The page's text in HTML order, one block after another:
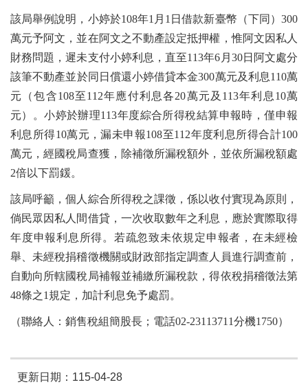
該局舉例說明，小婷於108年1月1日借款新臺幣（下同）300
萬元予阿文，並在阿文之不動產設定抵押權，惟阿文因私人
財務問題，遲未支付小婷利息，直至113年6月30日阿文處分
該筆不動產並於同日償還小婷借貸本金300萬元及利息110萬
元（包含108至112年應付利息各20萬元及113年利息10萬
元）。小婷於辦理113年度綜合所得稅結算申報時，僅申報
利息所得10萬元，漏未申報108至112年度利息所得合計100
萬元，經國稅局查獲，除補徵所漏稅額外，並依所漏稅額處
2倍以下罰鍰。
該局呼籲，個人綜合所得稅之課徵，係以收付實現為原則，
倘民眾因私人間借貸，一次收取數年之利息，應於實際取得
年度申報利息所得。若疏忽致未依規定申報者，在未經檢
舉、未經稅捐稽徵機關或財政部指定調查人員進行調查前，
自動向所轄國稅局補報並補繳所漏稅款，得依稅捐稽徵法第
48條之1規定，加計利息免予處罰。
（聯絡人：銷售稅組簡股長；電話02-23113711分機1750）
更新日期：115-04-28